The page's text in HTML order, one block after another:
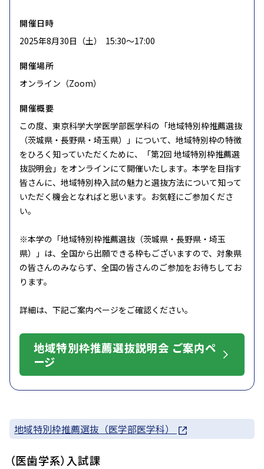
開催日時
2025年8月30日（土） 15:30〜17:00
開催場所
オンライン（Zoom）
開催概要
この度、東京科学大学医学部医学科の「地域特別枠推薦選抜
（茨城県・長野県・埼玉県）」について、地域特別枠の特徴
をひろく知っていただくために、「第2回 地域特別枠推薦選
抜説明会」をオンラインにて開催いたします。本学を目指す
皆さんに、地域特別枠入試の魅力と選抜方法について知って
いただく機会となればと思います。お気軽にご参加くださ
い。
※本学の「地域特別枠推薦選抜（茨城県・長野県・埼玉
県）」は、全国から出願できる枠もございますので、対象県
の皆さんのみならず、全国の皆さんのご参加をお待ちしてお
ります。
詳細は、下記ご案内ページをご確認ください。
地域特別枠推薦選抜説明会 ご案内ペ
ージ
地域特別枠推薦選抜（医学部医学科）
（医歯学系）入試課